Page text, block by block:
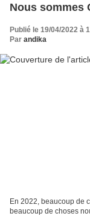
Nous sommes
Publié le 19/04/2022 à
Par andika
En 2022, beaucoup de
beaucoup de choses